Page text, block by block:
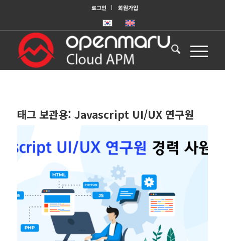
로그인 회원가입
태그 보관용: Javascript UI/UX 연구원